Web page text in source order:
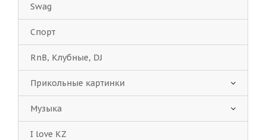
Swag
Спорт
RnB, Клубные, DJ
Прикольные картинки
Музыка
I love KZ